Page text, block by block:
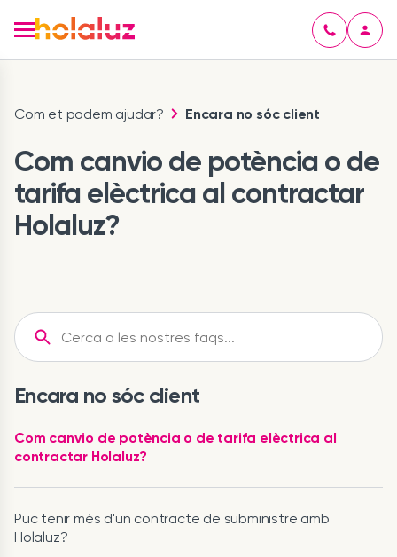
Com et podem ajudar? Encara no sóc client
Com canvio de potència o de
tarifa elèctrica al contractar
Holaluz?
Encara no sóc client
Com canvio de potència o de tarifa elèctrica al
contractar Holaluz?
Puc tenir més d'un contracte de subministre amb
Holaluz?